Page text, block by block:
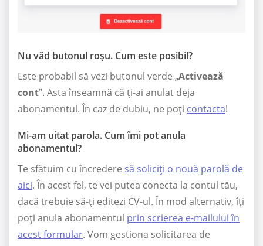
Nu văd butonul roșu. Cum este posibil?
Este probabil să vezi butonul verde „Activează
cont”. Asta înseamnă că ți-ai anulat deja
abonamentul. În caz de dubiu, ne poți contacta!
Mi-am uitat parola. Cum îmi pot anula
abonamentul?
Te sfătuim cu încredere să soliciți o nouă parolă de
aici. În acest fel, te vei putea conecta la contul tău,
dacă trebuie să-ți editezi CV-ul. În mod alternativ, îți
poți anula abonamentul prin scrierea e-mailului în
acest formular. Vom gestiona solicitarea de